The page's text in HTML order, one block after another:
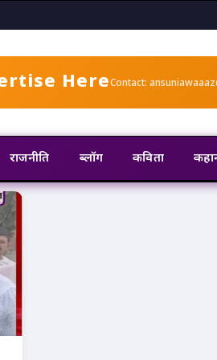
HereContact:
राजनीति ब्लॉग कविता